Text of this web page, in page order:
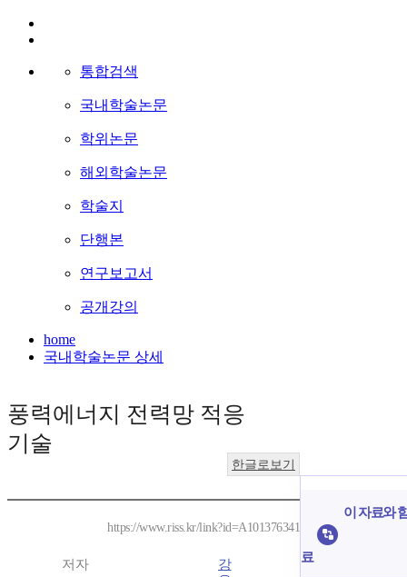
통합검색
국내학술논문
학위논문
해외학술논문
학술지
단행본
연구보고서
공개강의
home
국내학술논문 상세
풍력에너지 전력망 적응
기술
한글로보기
https://www.riss.kr/link?id=A101376341
저자
강
이 자료와
료